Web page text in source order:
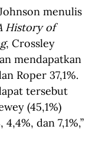
menulis
History of
, Crossley
mendapatkan
Roper 37,1%.
tersebut
(45,1%)
dan 7,1%,”